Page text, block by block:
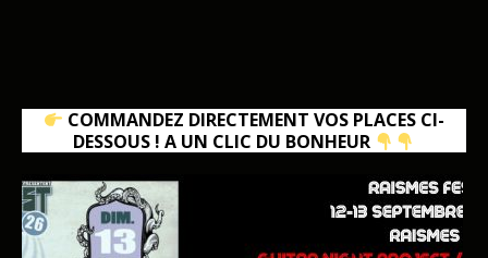
COMMANDEZ DIRECTEMENT VOS PLACES CI-
DESSOUS ! A UN CLIC DU BONHEUR